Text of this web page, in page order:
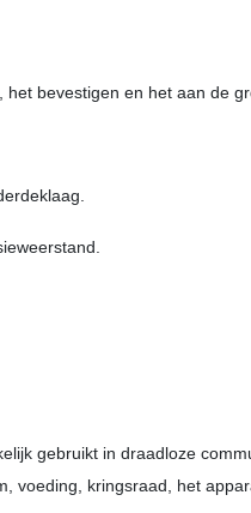
bevestigen en het aan de
gebruikt in draadloze
voeding, kringsraad, het